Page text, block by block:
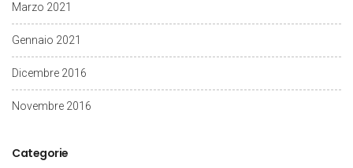
Marzo 2021
Gennaio 2021
Dicembre 2016
Novembre 2016
Categorie